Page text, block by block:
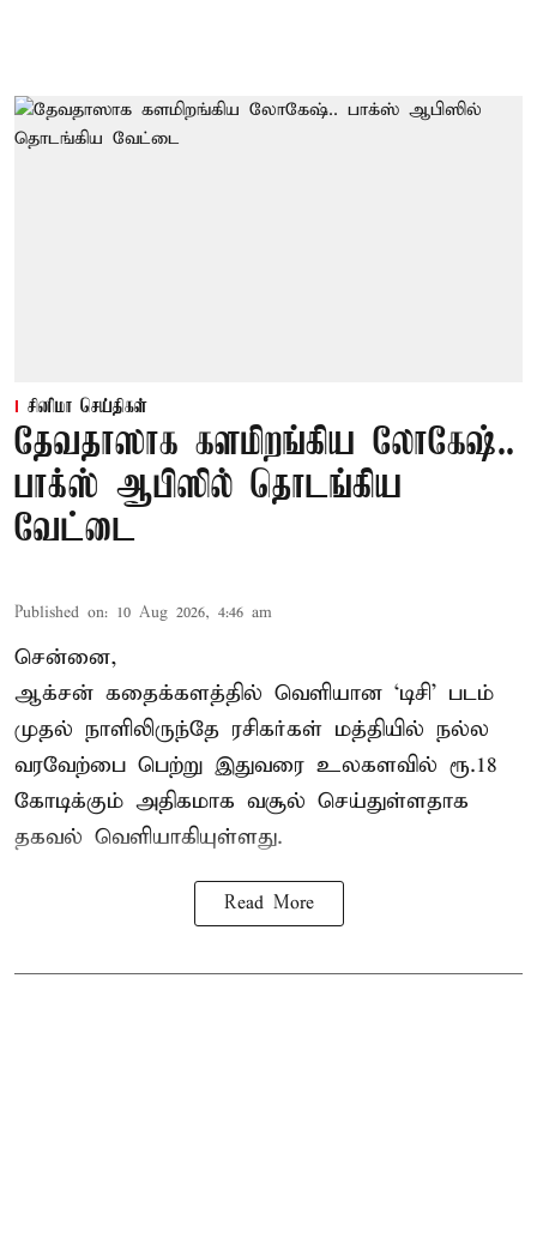
சினிமா செய்திகள்
தேவதாஸாக களமிறங்கிய லோகேஷ்..
பாக்ஸ் ஆபிஸில் தொடங்கிய
வேட்டை
Published on: 10 Aug 2026, 4:46 am
சென்னை,
ஆக்சன் கதைக்களத்தில் வெளியான ‘டிசி’ படம்
முதல் நாளிலிருந்தே ரசிகர்கள் மத்தியில் நல்ல
வரவேற்பை பெற்று இதுவரை உலகளவில் ரூ.18
கோடிக்கும் அதிகமாக வசூல் செய்துள்ளதாக
தகவல் வெளியாகியுள்ளது.
Read More